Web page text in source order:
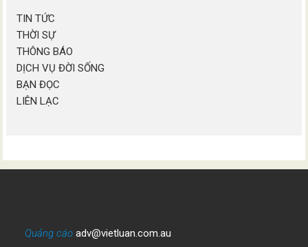
TIN TỨC
THỜI SỰ
THÔNG BÁO
DỊCH VỤ ĐỜI SỐNG
BẠN ĐỌC
LIÊN LẠC
Quảng cáo adv@vietluan.com.au